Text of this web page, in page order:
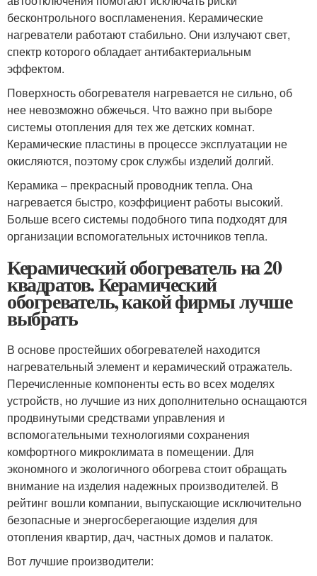
бесконтрольного воспламенения. Керамические
нагреватели работают стабильно. Они излучают свет,
спектр которого обладает антибактериальным
эффектом.
Поверхность обогревателя нагревается не сильно, об
нее невозможно обжечься. Что важно при выборе
системы отопления для тех же детских комнат.
Керамические пластины в процессе эксплуатации не
окисляются, поэтому срок службы изделий долгий.
Керамика – прекрасный проводник тепла. Она
нагревается быстро, коэффициент работы высокий.
Больше всего системы подобного типа подходят для
организации вспомогательных источников тепла.
Керамический обогреватель на 20
квадратов. Керамический
обогреватель, какой фирмы лучше
выбрать
В основе простейших обогревателей находится
нагревательный элемент и керамический отражатель.
Перечисленные компоненты есть во всех моделях
устройств, но лучшие из них дополнительно оснащаются
продвинутыми средствами управления и
вспомогательными технологиями сохранения
комфортного микроклимата в помещении. Для
экономного и экологичного обогрева стоит обращать
внимание на изделия надежных производителей. В
рейтинг вошли компании, выпускающие исключительно
безопасные и энергосберегающие изделия для
отопления квартир, дач, частных домов и палаток.
Вот лучшие производители: